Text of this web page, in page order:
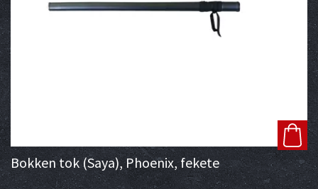
Bokken tok (Saya), Phoenix, fekete